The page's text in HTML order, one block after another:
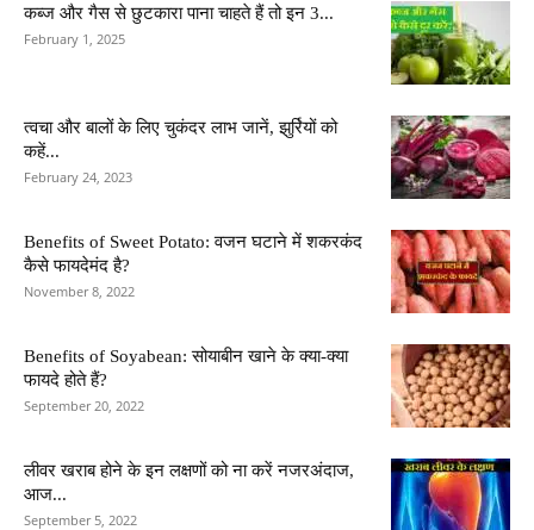
कब्ज और गैस से छुटकारा पाना चाहते हैं तो इन 3...
February 1, 2025
त्वचा और बालों के लिए चुकंदर लाभ जानें, झुर्रियों को
कहें...
February 24, 2023
Benefits of Sweet Potato: वजन घटाने में शकरकंद
कैसे फायदेमंद है?
November 8, 2022
Benefits of Soyabean: सोयाबीन खाने के क्या-क्या
फायदे होते हैं?
September 20, 2022
लीवर खराब होने के इन लक्षणों को ना करें नजरअंदाज,
आज...
September 5, 2022